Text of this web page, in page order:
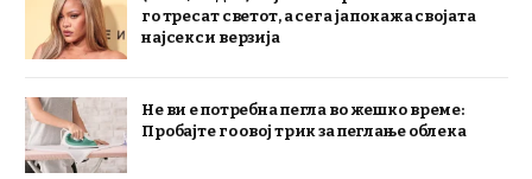
го тресат светот, а сега ја покажа својата
најсекси верзија
Не ви е потребна пегла во жешко време:
Пробајте го овој трик за пеглање облека